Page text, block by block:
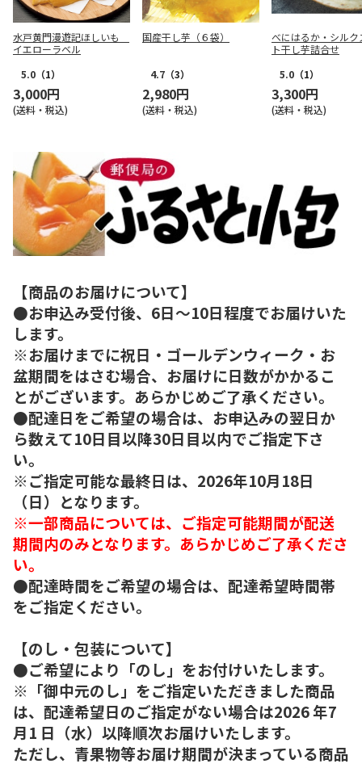
水戸黄門漫遊記ほしいも
イエローラベル
5.0 （1）
3,000円
(送料・税込)
国産干し芋（６袋）
4.7 （3）
2,980円
(送料・税込)
べにはるか・シルク
ト干し芋詰合せ
5.0 （1）
3,300円
(送料・税込)
【商品のお届けについて】
●お申込み受付後、6日～10日程度でお届けいた
します。
※お届けまでに祝日・ゴールデンウィーク・お
盆期間をはさむ場合、お届けに日数がかかるこ
とがございます。あらかじめご了承ください。
●配達日をご希望の場合は、お申込みの翌日か
ら数えて10日目以降30日目以内でご指定下さ
い。
※ご指定可能な最終日は、2026年10月18日
（日）となります。
※一部商品については、ご指定可能期間が配送
期間内のみとなります。あらかじめご了承くださ
い。
●配達時間をご希望の場合は、配達希望時間帯
をご指定ください。
【のし・包装について】
●ご希望により「のし」をお付けいたします。
※「御中元のし」をご指定いただきました商品
は、配達希望日のご指定がない場合は2026 年7
月1 日（水）以降順次お届けいたします。
ただし、青果物等お届け期間が決まっている商品